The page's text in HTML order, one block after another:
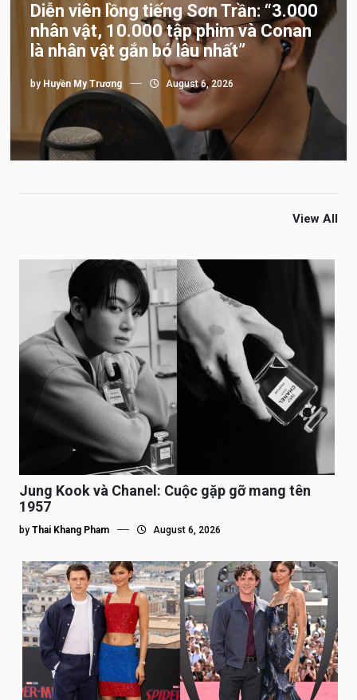
Diễn viên lồng tiếng Sơn Trần: “3.000
nhân vật, 10.000 tập phim và Conan
là nhân vật gắn bó lâu nhất”
by Huyền My Trương August 6, 2026
View All
Jung Kook và Chanel: Cuộc gặp gỡ mang tên
1957
by Thai Khang Pham August 6, 2026